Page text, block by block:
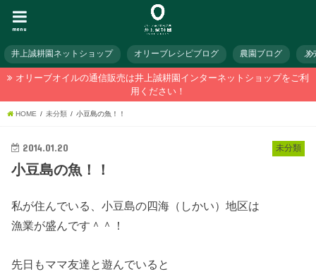
menu
井上誠耕園ネットショップ オリーブレシピブログ 農園ブログ メ
オリーブオイルの通信販売は井上誠耕園インターネットショップをご利
用ください！
HOME 未分類 小豆島の魚！！
未分類
2014.01.20
小豆島の魚！！
私が住んでいる、小豆島の四海（しかい）地区は
漁業が盛んです＾＾！
先日もママ友達と遊んでいると